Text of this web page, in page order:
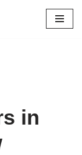
in